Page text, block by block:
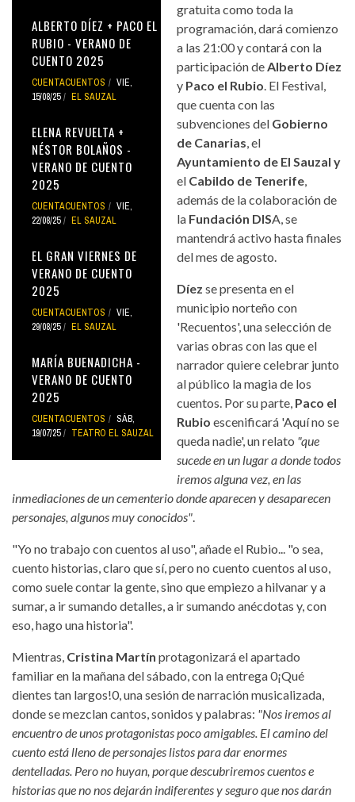
ALBERTO DÍEZ + PACO EL
RUBIO - VERANO DE
CUENTO 2025
CUENTACUENTOS
VIE,
15/08/25
EL SAUZAL
ELENA REVUELTA +
NÉSTOR BOLAÑOS -
VERANO DE CUENTO
2025
CUENTACUENTOS
VIE,
22/08/25
EL SAUZAL
EL GRAN VIERNES DE
VERANO DE CUENTO
2025
CUENTACUENTOS
VIE,
29/08/25
EL SAUZAL
MARÍA BUENADICHA -
VERANO DE CUENTO
2025
CUENTACUENTOS
SÁB,
19/07/25
TEATRO EL SAUZAL
gratuita como toda la
programación, dará comienzo
a las 21:00 y contará con la
participación deAlberto Díez
y Paco el Rubio. El Festival,
que cuenta con las
subvenciones del Gobierno
de Canarias, el
Ayuntamiento de El Sauzal y
el Cabildo de Tenerife,
además de la colaboración de
la Fundación DISA, se
mantendrá activo hasta finales
del mes de agosto.
Díez se presenta en el
municipio norteño con
'Recuentos', una selección de
varias obras con las que el
narrador quiere celebrar junto
al público la magia de los
cuentos. Por su parte, Paco el
Rubio escenificará 'Aquí no se
queda nadie', un relato "que
sucede en un lugar a donde todos
iremos alguna vez, en las
inmediaciones de un cementerio donde aparecen y desaparecen
personajes, algunos muy conocidos".
"Yo no trabajo con cuentos al uso", añade el Rubio... "o sea,
cuento historias, claro que sí, pero no cuento cuentos al uso,
como suele contar la gente, sino que empiezo a hilvanar y a
sumar, a ir sumando detalles, a ir sumando anécdotas y, con
eso, hago una historia".
Mientras, Cristina Martín protagonizará el apartado
familiar en la mañana del sábado, con la entrega 0¡Qué
dientes tan largos!0, una sesión de narración musicalizada,
donde se mezclan cantos, sonidos y palabras: "Nos iremos al
encuentro de unos protagonistas poco amigables. El camino del
cuento está lleno de personajes listos para dar enormes
dentelladas. Pero no huyan, porque descubriremos cuentos e
historias que no nos dejarán indiferentes y seguro que nos darán